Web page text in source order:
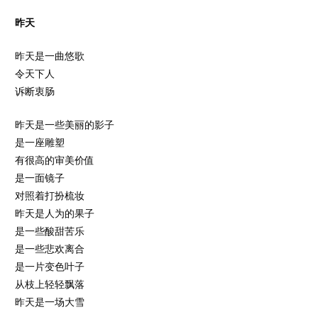
昨天
昨天是一曲悠歌
令天下人
诉断衷肠
昨天是一些美丽的影子
是一座雕塑
有很高的审美价值
是一面镜子
对照着打扮梳妆
昨天是人为的果子
是一些酸甜苦乐
是一些悲欢离合
是一片变色叶子
从枝上轻轻飘落
昨天是一场大雪